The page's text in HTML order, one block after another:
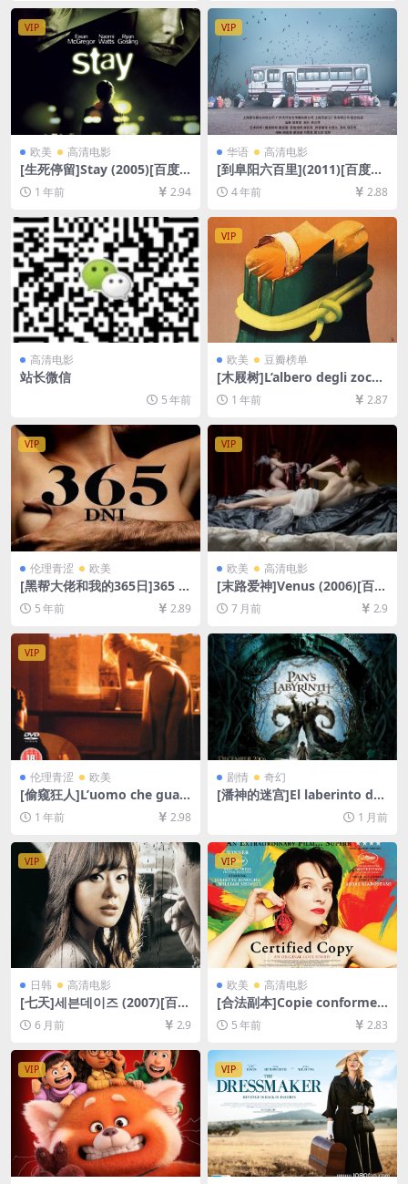
B][中文字幕] 7GB][中英字幕]
VIP
欧美 高清电影
[生死停留]Stay (2005)[百度
网盘+夸克网盘1080P超清未
删减资源][网盘在线播放/下
1 年前 2.94
VIP
华语 高清电影
[到阜阳六百里](2011)[百度网
盘+迅雷云盘资源1080P超清
未删减][TS/3.7GB][中文字幕]
4 年前 2.88
高清电影
站长微信
5 年前
VIP
欧美 豆瓣榜单
[木屐树]L’albero degli zocco
li (1978)[百度网盘+夸克网盘1
080P超清未删减资源][网盘在
线播放/下载][MP4/12GB][中
文字幕]
1 年前 2.87
VIP
伦理青涩 欧美
[黑帮大佬和我的365日]365 d
ni (2020)[百度网盘+迅雷云盘
资源1080P超清][MP4/3.8GB]
[原声双语字幕]【手机无法在
线播放，请PC下载防和谐压缩
包（含解压密码）】
5 年前 2.89
VIP
欧美 高清电影
[末路爱神]Venus (2006)[百度
网盘+夸克网盘1080P超清未
删减资源][网盘在线播放/下
载][MP4/6.2GB][中文字幕]
7 月前 2.9
VIP
伦理青涩 欧美
[偷窥狂人]L’uomo che guar
da (1994)[百度网盘+夸克网盘
1080P超清未删减资源][网盘
【手机/平板无法在线播放，请
使用电脑下载防和谐压缩包
（含解压密码）】
1 年前 2.98
剧情 奇幻
[潘神的迷宫]El laberinto del
fauno (2006)[百度网盘+夸克
网盘1080P超清未删减资源]
7GB][中英字幕]
1 月前
VIP
日韩 高清电影
[七天]세븐데이즈 (2007)[百度
网盘+夸克网盘1080P超清未
删减资源][网盘在线播放/下
载][MP4/8.5GB][中文字幕]
6 月前 2.9
VIP
欧美 高清电影
[合法副本]Copie conforme
(2010)[百度网盘+迅雷云盘资
源1080P超清未删减][MP4/6.
9GB][原声中字]
5 年前 2.83
VIP VIP